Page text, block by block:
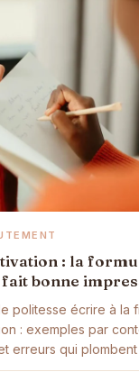
: la
bonne
politesse écrire à la
: exemples par
erreurs qui plombent